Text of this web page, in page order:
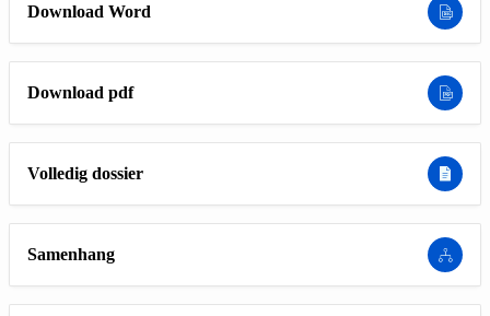
Download Word
Download pdf
Volledig dossier
Samenhang